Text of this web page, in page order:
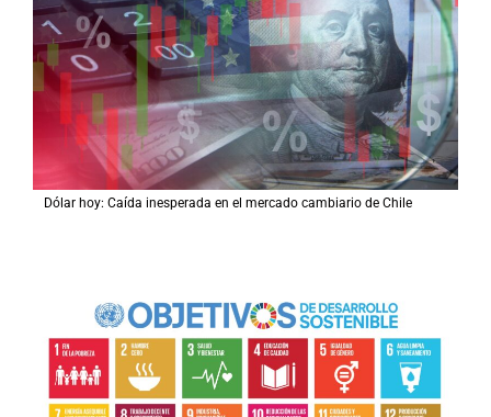
Dólar hoy: Caída inesperada en el mercado cambiario de Chile